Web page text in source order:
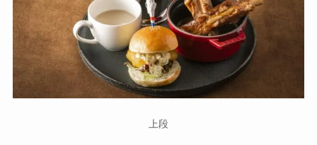
上段